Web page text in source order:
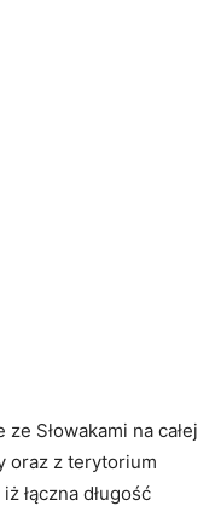
Słowakami na całej
oraz z terytorium
łączna długość